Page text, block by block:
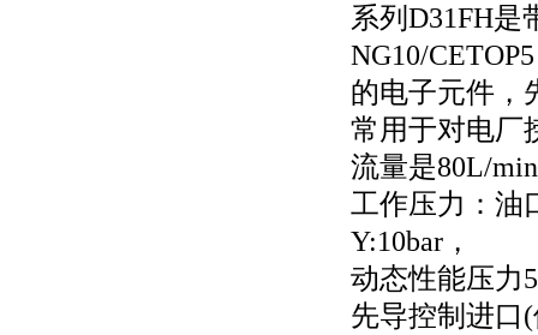
系列D31FH
NG10/CETOP5
的电子元件，
常用于对电厂
流量是80L/
工作压力：油
Y:10bar，
动态性能压力
先导控制进口